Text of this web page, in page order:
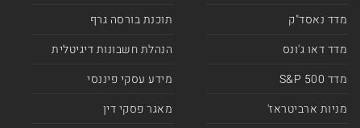
מדד נאסד"ק
מדד דאו ג'ונס
מדד 500 S&P
מניות ארביטראז'
תוכנת בורסה גרף
הנהלת חשבונות דיגיטלית
מידע עסקי פיננסי
מאגר פסקי דין